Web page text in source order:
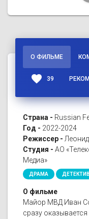
О ФИЛЬМЕ
favorite 39
Страна - Russian
Год - 2022-2024
Режиссер -
Студия - АО
Медиа»
ДРАМА ДЕТЕКТИВ
О фильме
Майор МВД Иван
сразу